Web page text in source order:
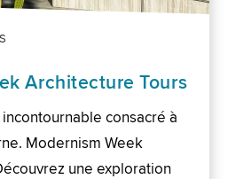
Architecture Tours
consacré à
Modernism Week
une exploration